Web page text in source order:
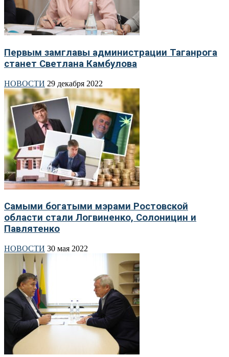
Первым замглавы администрации Таганрога
станет Светлана Камбулова
НОВОСТИ 29 декабря 2022
Самыми богатыми мэрами Ростовской
области стали Логвиненко, Солоницин и
Павлятенко
НОВОСТИ 30 мая 2022